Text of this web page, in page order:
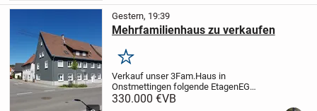
Gestern, 19:39
Mehrfamilienhaus zu verkaufen
Merken
Verkauf unser 3Fam.Haus in
Onstmettingen folgende EtagenEG
Wohnung ca70qm
330.000 €VB